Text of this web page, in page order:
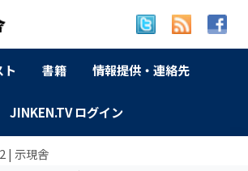
ト 書籍 情報提供・連絡先
JINKEN.TV ログイン
| 示現舎